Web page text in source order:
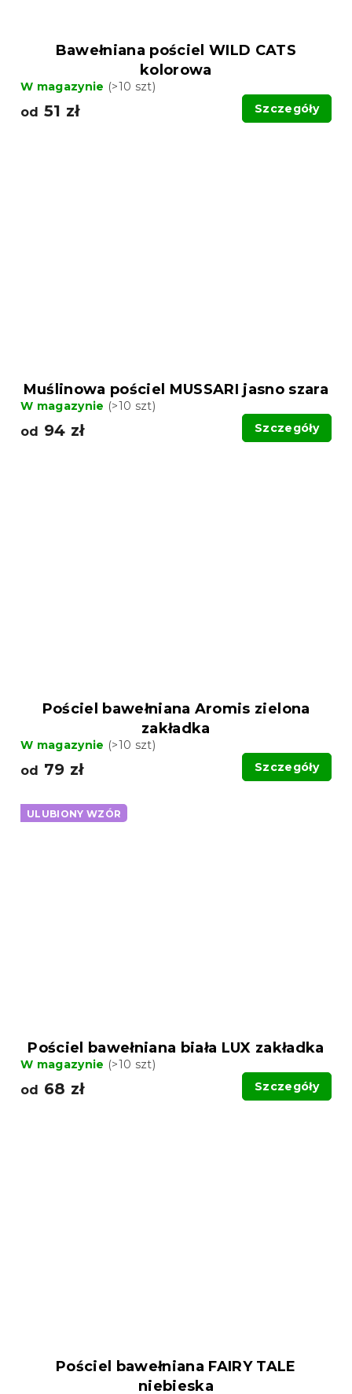
Bawełniana pościel WILD CATS
kolorowa
W magazynie (>10 szt)
od 51 zł Szczegóły
Muślinowa pościel MUSSARI jasno szara
W magazynie (>10 szt)
od 94 zł Szczegóły
Pościel bawełniana Aromis zielona
zakładka
W magazynie (>10 szt)
od 79 zł Szczegóły
ULUBIONY WZÓR
Pościel bawełniana biała LUX zakładka
W magazynie (>10 szt)
od 68 zł Szczegóły
Pościel bawełniana FAIRY TALE
niebieska